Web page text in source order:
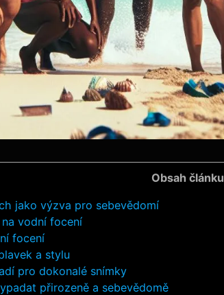
Obsah článku
jako výzva pro sebevědomí
vodní focení
focení
a stylu
pro dokonalé snímky
přirozeně a sebevědomě